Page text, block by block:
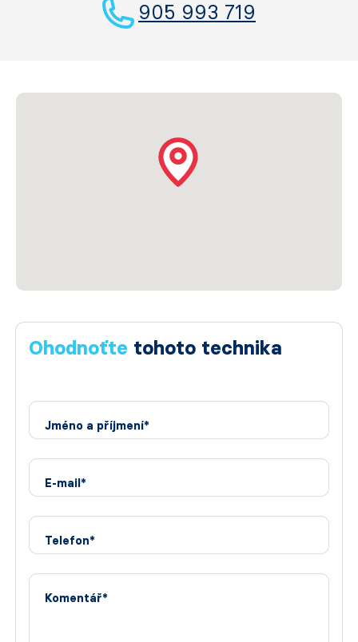
905 993 719
Ohodnoťte tohoto technika
Jméno a příjmení*
E-mail*
Telefon*
Komentář*